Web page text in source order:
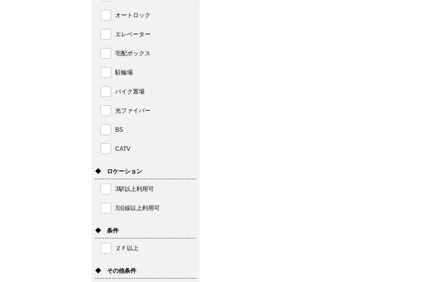
オートロック
エレベーター
宅配ボックス
駐輪場
バイク置場
光ファイバー
BS
CATV
◆ ロケーション
3駅以上利用可
3沿線以上利用可
◆ 条件
２Ｆ以上
◆ その他条件